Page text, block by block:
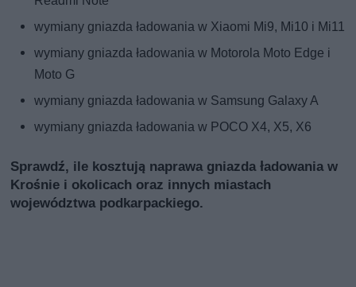
wymiany gniazda ładowania w Xiaomi Mi9, Mi10 i Mi11
wymiany gniazda ładowania w Motorola Moto Edge i
Moto G
wymiany gniazda ładowania w Samsung Galaxy A
wymiany gniazda ładowania w POCO X4, X5, X6
Sprawdź, ile kosztują naprawa gniazda ładowania w
Krośnie i okolicach oraz innych miastach
województwa podkarpackiego.